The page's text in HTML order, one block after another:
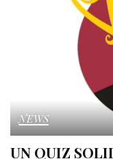
NEWS
UN QUIZ